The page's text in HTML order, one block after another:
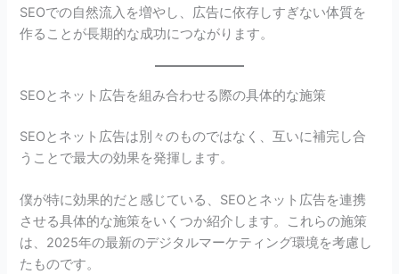
SEOでの自然流入を増やし、広告に依存しすぎない体質を
作ることが長期的な成功につながります。
SEOとネット広告を組み合わせる際の具体的な施策
SEOとネット広告は別々のものではなく、互いに補完し合
うことで最大の効果を発揮します。
僕が特に効果的だと感じている、SEOとネット広告を連携
させる具体的な施策をいくつか紹介します。これらの施策
は、2025年の最新のデジタルマーケティング環境を考慮し
たものです。